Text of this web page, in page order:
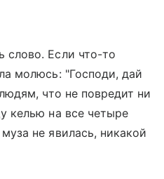
слово. Если что-то
молюсь: "Господи, дай
что не повредит ни
келью на все четыре
не явилась, никакой